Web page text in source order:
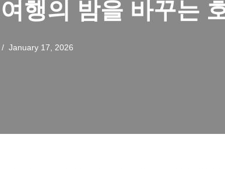
행의 밤을 바꾸는
January 17, 2026